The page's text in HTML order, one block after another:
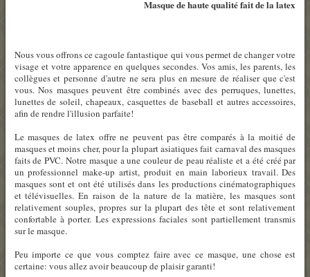
Masque de haute qualité fait de la latex
Nous vous offrons ce cagoule fantastique qui vous permet de changer votre
visage et votre apparence en quelques secondes. Vos amis, les parents, les
collègues et personne d'autre ne sera plus en mesure de réaliser que c'est
vous. Nos masques peuvent être combinés avec des perruques, lunettes,
lunettes de soleil, chapeaux, casquettes de baseball et autres accessoires,
afin de rendre l'illusion parfaite!
Le masques de latex offre ne peuvent pas être comparés à la moitié de
masques et moins cher, pour la plupart asiatiques fait carnaval des masques
faits de PVC. Notre masque a une couleur de peau réaliste et a été créé par
un professionnel make-up artist, produit en main laborieux travail. Des
masques sont et ont été utilisés dans les productions cinématographiques
et télévisuelles. En raison de la nature de la matière, les masques sont
relativement souples, propres sur la plupart des tête et sont relativement
confortable à porter. Les expressions faciales sont partiellement transmis
sur le masque.
Peu importe ce que vous comptez faire avec ce masque, une chose est
certaine: vous allez avoir beaucoup de plaisir garanti!